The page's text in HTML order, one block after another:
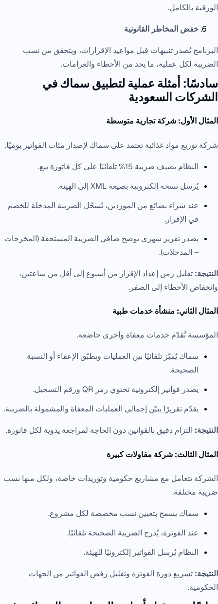
الورقية بالكامل.
خفض المخاطر القانونية
البرنامج يُصدر تنبيهات قبل مواعيد الإقرارات، ويتحقق من نسب
الضريبة لكل عملية، ما يحد من الأخطاء والغرامات.
سادسًا: أمثلة عملية لتطبيق سماك في
الشركات السعودية
المثال الأول: شركة تجارية متوسطة
شركة توزيع مواد غذائية تعتمد على سماك لإصدار مئات الفواتير يوميًا.
النظام يضيف ضريبة 15% تلقائيًا على كل فاتورة بيع.
يُرسل نسخة إلكترونية بصيغة XML إلى الهيئة.
عند شراء بضائع من الموردين، تُسجّل الضريبة المدخلة للخصم
في الإقرار.
يصدر تقرير شهري يوضح صافي الضريبة المستحقة (المخرجات
– المدخلات).
النتيجة: تقليل زمن إعداد الإقرار من أسبوع إلى أقل من ساعتين،
وانخفاض الأخطاء إلى الصفر.
المثال الثاني: منشأة خدمات طبية
المؤسسة تُقدّم خدمات معفاة وأخرى خاضعة.
سماك يُميّز تلقائيًا بين العمليات ويطبّق الإعفاء أو النسبة
الصحيحة.
يصدر فواتير إلكترونية تحتوي رمز QR ورقم التسجيل.
يقدّم تقريرًا يبيّن إجمالي العمليات المعفاة والمشمولة بالضريبة.
النتيجة: التزام دقيق بالقوانين دون الحاجة لمراجعة يدوية لكل فاتورة.
المثال الثالث: شركة مقاولات كبيرة
الشركة تتعامل مع مشاريع حكومية وتوريدات خاصة، ولكل منها نسب
ضريبة مختلفة.
سماك يسمح بتعيين نسب مخصصة لكل مشروع.
عند الفوترة، يُدرج الضريبة الصحيحة تلقائيًا.
النظام يُرسل الفواتير إلكترونيًا للهيئة.
النتيجة: تسريع دورة الفوترة وتقليل رفض الفواتير من الجهات
الحكومية.